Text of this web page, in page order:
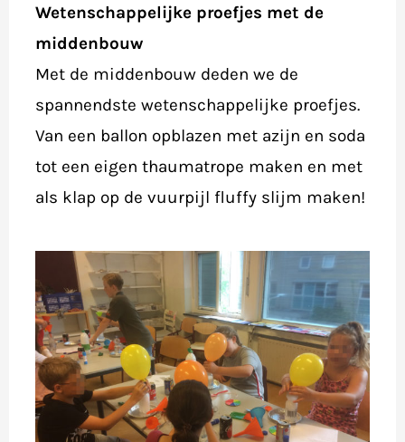
Wetenschappelijke proefjes met de
middenbouw
Met de middenbouw deden we de
spannendste wetenschappelijke proefjes.
Van een ballon opblazen met azijn en soda
tot een eigen thaumatrope maken en met
als klap op de vuurpijl fluffy slijm maken!